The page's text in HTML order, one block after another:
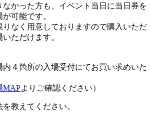
かった方も、イベント当日に当日券を
可能です。
りなく用意しておりますので購入いただ
ただけます。
内４箇所の入場受付にてお買い求めいた
MAPよりご確認ください）
教えてください。